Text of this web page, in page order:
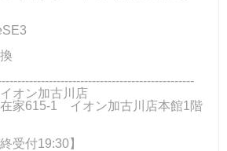
オン加古川店
家615-1 イオン加古川店本館1階
受付19:30】